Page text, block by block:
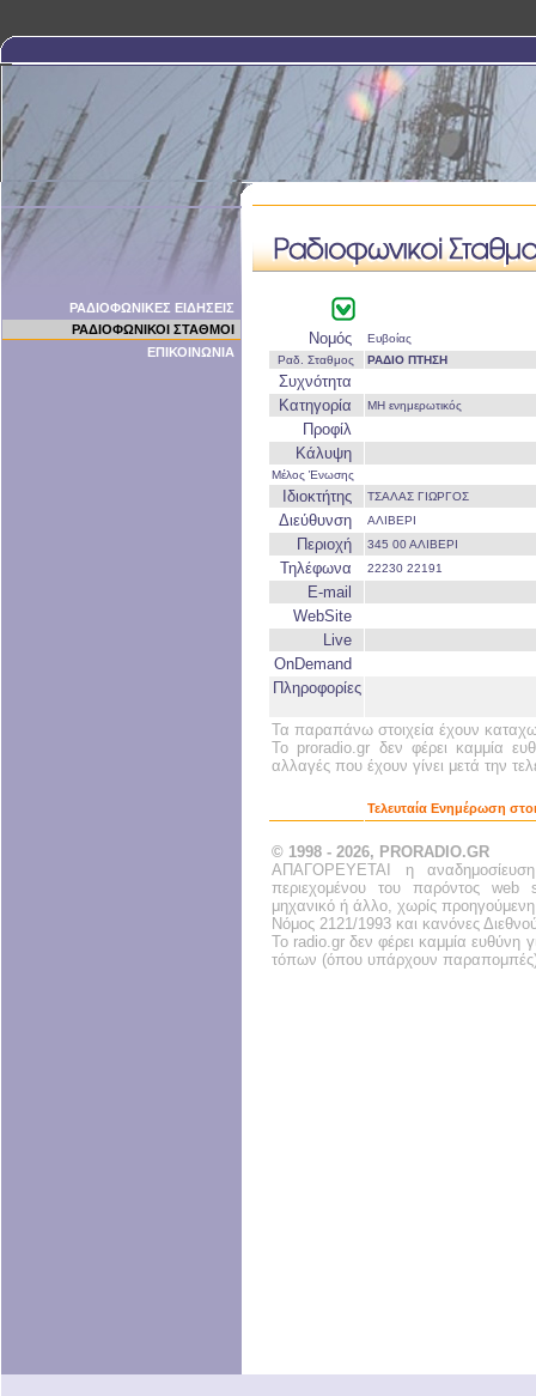
ΡΑΔΙΟΦΩΝΙΚΕΣ ΕΙΔΗΣΕΙΣ
ΡΑΔΙΟΦΩΝΙΚΟΙ ΣΤΑΘΜΟΙ
ΕΠΙΚΟΙΝΩΝΙΑ
Νομός
Ευβοίας
Ραδ. Σταθμος
ΡΑΔΙΟ ΠΤΗΣΗ
Συχνότητα
Κατηγορία
ΜΗ ενημερωτικός
Προφίλ
Κάλυψη
Μέλος Ένωσης
Ιδιοκτήτης ΤΣΑΛΑΣ ΓΙΩΡΓΟΣ
Διεύθυνση ΑΛΙΒΕΡΙ
Περιοχή 345 00 ΑΛΙΒΕΡΙ
Τηλέφωνα 22230 22191
E-mail
WebSite
Live
OnDemand
Πληροφορίες
Τα παραπάνω στοιχεία έχουν
Το proradio.gr δεν φέρει καμμία
αλλαγές που έχουν γίνει μετά την
Τελευταία Ενημέρωση
© 1998 - 2026, PRORADIO.GR
ΑΠΑΓΟΡΕΥΕΤΑΙ η
περιεχομένου του παρόντος web
μηχανικό ή άλλο, χωρίς
Νόμος 2121/1993 και κανόνες
Το radio.gr δεν φέρει καμμία ευθύνη
τόπων (όπου υπάρχουν